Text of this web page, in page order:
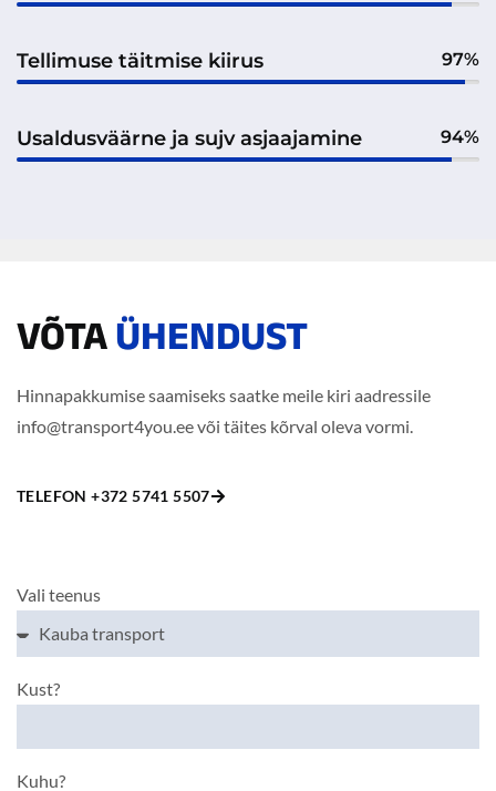
Tellimuse täitmise kiirus 97%
Usaldusväärne ja sujv asjaajamine 94%
VÕTA ÜHENDUST
Hinnapakkumise saamiseks saatke meile kiri aadressile
info@transport4you.ee või täites kõrval oleva vormi.
TELEFON +372 5741 5507
Vali teenus
Kust?
Kuhu?